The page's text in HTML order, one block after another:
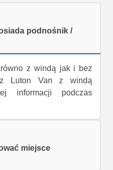
podnośnik /
z windą jak i bez
Luton Van z windą
informacji podczas
miejsce